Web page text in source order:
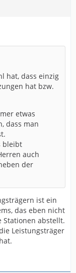
hat, dass einzig
hat bzw.
etwas
dass man
bleibt
auch
der
ist ein
das eben nicht
Stationen abstellt.
Leistungsträger